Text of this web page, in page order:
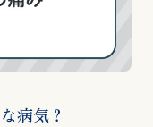
病気？